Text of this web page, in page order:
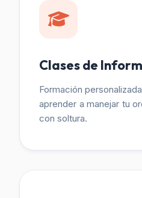
Clases de
Formación
aprender a manejar tu
con soltura.